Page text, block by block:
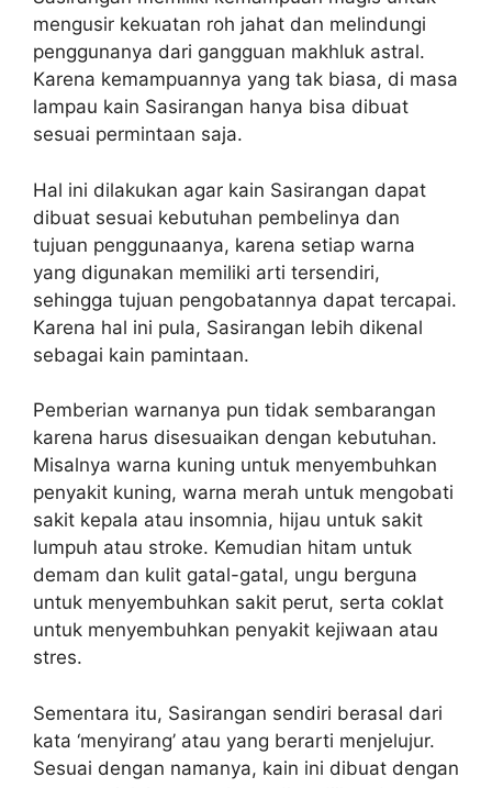
mengusir kekuatan roh jahat dan melindungi
penggunanya dari gangguan makhluk astral.
Karena kemampuannya yang tak biasa, di masa
lampau kain Sasirangan hanya bisa dibuat
sesuai permintaan saja.
Hal ini dilakukan agar kain Sasirangan dapat
dibuat sesuai kebutuhan pembelinya dan
tujuan penggunaanya, karena setiap warna
yang digunakan memiliki arti tersendiri,
sehingga tujuan pengobatannya dapat tercapai.
Karena hal ini pula, Sasirangan lebih dikenal
sebagai kain pamintaan.
Pemberian warnanya pun tidak sembarangan
karena harus disesuaikan dengan kebutuhan.
Misalnya warna kuning untuk menyembuhkan
penyakit kuning, warna merah untuk mengobati
sakit kepala atau insomnia, hijau untuk sakit
lumpuh atau stroke. Kemudian hitam untuk
demam dan kulit gatal-gatal, ungu berguna
untuk menyembuhkan sakit perut, serta coklat
untuk menyembuhkan penyakit kejiwaan atau
stres.
Sementara itu, Sasirangan sendiri berasal dari
kata ‘menyirang’ atau yang berarti menjelujur.
Sesuai dengan namanya, kain ini dibuat dengan